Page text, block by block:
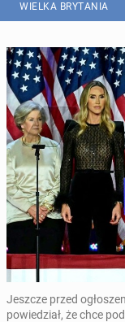
WIELKA BRYTANIA
Jeszcze przed
powiedział, że chce